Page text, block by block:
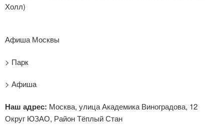
Холл)
Афиша Москвы
> Парк
> Афиша
Наш адрес: Москва, улица Академика Виноградова, 12
Округ ЮЗАО, Район Тёплый Стан